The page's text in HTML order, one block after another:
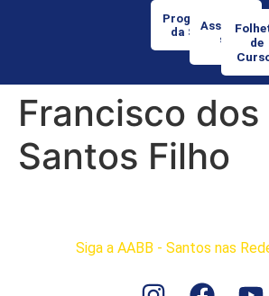
Programação
da Semana
Associe-
se
de
Francisco dos
Santos Filho
Siga a AABB - Santos nas